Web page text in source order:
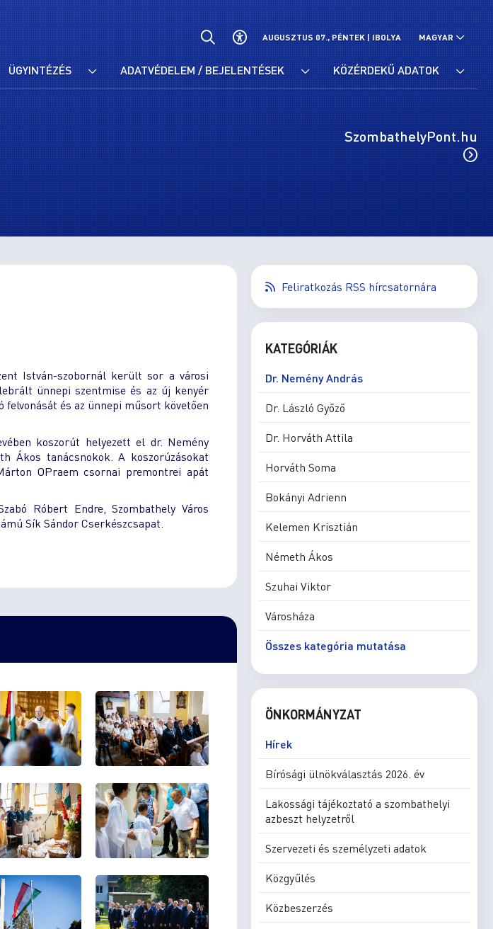
AUGUSZTUS 07., PÉNTEK |IBOLYA MAGYAR
ÜGYINTÉZÉS ADATVÉDELEM / BEJELENTÉSEK KÖZÉRDEKŰ ADATOK
SzombathelyPont.hu
István-szobornál került sor a városi
ünnepi szentmise és az új kenyér
és az ünnepi műsort követően
koszorút helyezett el dr. Nemény
Ákos tanácsnokok. A koszorúzásokat
OPraem csornai premontrei apát
Róbert Endre, Szombathely Város
Sík Sándor Cserkészcsapat.
Feliratkozás RSS hírcsatornára
KATEGÓRIÁK
Dr. Nemény András
Dr. László Győző
Dr. Horváth Attila
Horváth Soma
Bokányi Adrienn
Kelemen Krisztián
Németh Ákos
Szuhai Viktor
Városháza
Összes kategória mutatása
ÖNKORMÁNYZAT
Hírek
Bírósági ülnökválasztás 2026. év
Lakossági tájékoztató a szombathelyi
azbeszt helyzetről
Szervezeti és személyzeti adatok
Közgyűlés
Közbeszerzés